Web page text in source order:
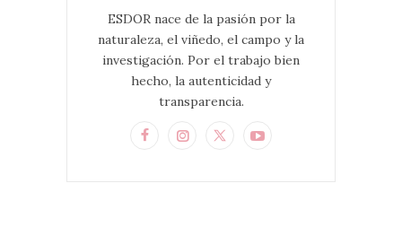
ESDOR nace de la pasión por la
naturaleza, el viñedo, el campo y la
investigación. Por el trabajo bien
hecho, la autenticidad y
transparencia.